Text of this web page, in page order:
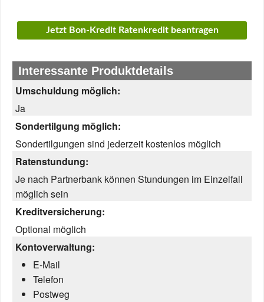
Jetzt Bon-Kredit Ratenkredit beantragen
Interessante Produktdetails
Umschuldung möglich:
Ja
Sondertilgung möglich:
Sondertilgungen sind jederzeit kostenlos möglich
Ratenstundung:
Je nach Partnerbank können Stundungen im Einzelfall
möglich sein
Kreditversicherung:
Optional möglich
Kontoverwaltung:
E-Mail
Telefon
Postweg